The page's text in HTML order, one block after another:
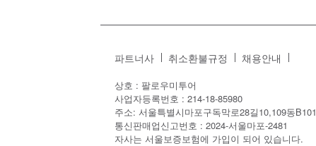
파트너사 취소환불규정 채용안내
상호 : 팔로우미투어
사업자등록번호 : 214-18-85980
주소: 서울특별시마포구독막로28길10,109동B101
통신판매업신고번호 : 2024-서울마포-2481
자사는 서울보증보험에 가입이 되어 있습니다.